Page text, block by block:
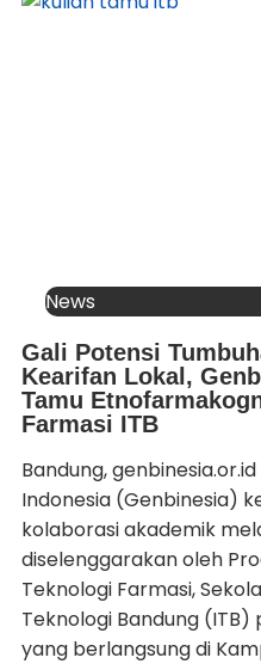
News
Gali Potensi
Kearifan Lokal,
Tamu
Farmasi ITB
Bandung,
Indonesia (Genbinesia)
kolaborasi akademik
diselenggarakan oleh
Teknologi Farmasi,
Teknologi Bandung (ITB)
yang berlangsung di